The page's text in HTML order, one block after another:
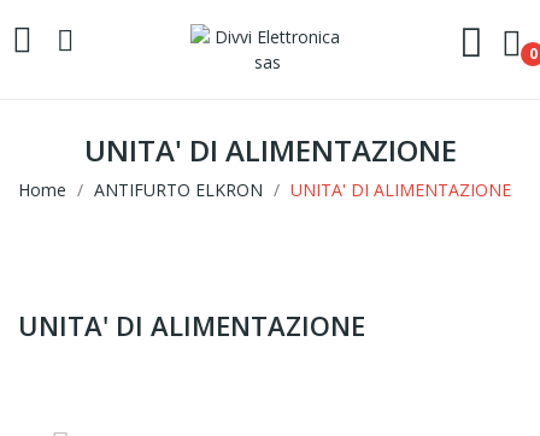
0
UNITA' DI ALIMENTAZIONE
Home ANTIFURTO ELKRON UNITA' DI ALIMENTAZIONE
UNITA' DI ALIMENTAZIONE